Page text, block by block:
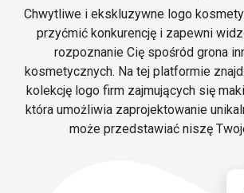
Chwytliwe i ekskluzywne logo
przyćmić konkurencję i zapewni
rozpoznanie Cię spośród grona
kosmetycznych. Na tej platformie
kolekcję logo firm zajmujących się
która umożliwia zaprojektowanie
może przedstawiać niszę